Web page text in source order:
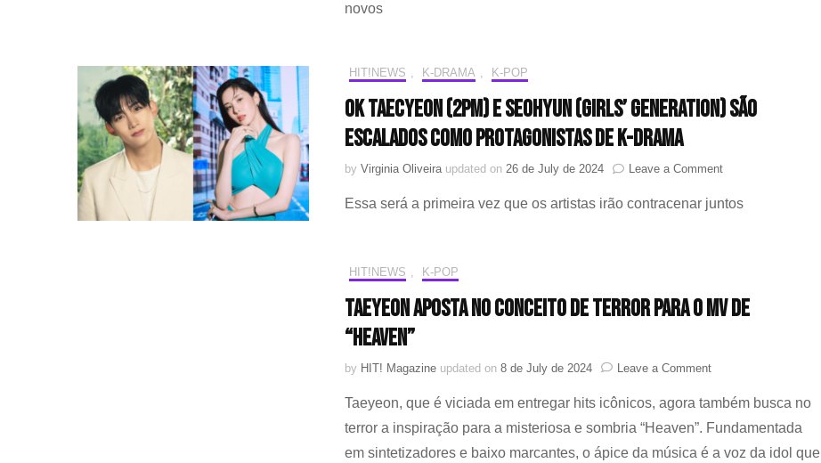
Romance”
novos
HIT!NEWS , K-DRAMA , K-POP
Ok Taecyeon (2PM) e Seohyun (Girls’ Generation) são
escalados como protagonistas de K-drama
by Virginia Oliveira updated on 26 de July de 2024 Leave a Commenton
Taecyeon
são
K-
Essa será a primeira vez que os artistas irão contracenar juntos
HIT!NEWS K-POP
Taeyeon aposta no conceito de terror para o MV de
“Heaven”
by HIT! Magazine updated on 8 de July de 2024 Leave a Commenton
aposta
no
de
Taeyeon, que é viciada em entregar hits icônicos, agora também busca no
terror a inspiração para a misteriosa e sombria “Heaven”. Fundamentada
em sintetizadores e baixo marcantes, o ápice da música é a voz da idol que